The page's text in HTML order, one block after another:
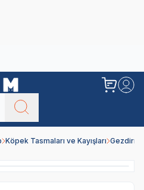
Köpek Tasmaları ve Kayışları